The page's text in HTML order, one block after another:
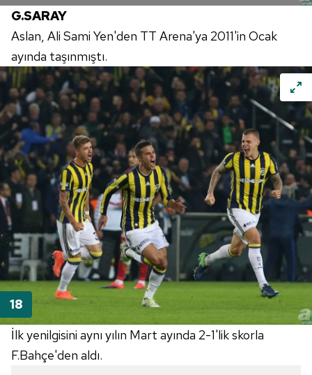
G.SARAY
Aslan, Ali Sami Yen'den TT Arena'ya 2011'in Ocak
ayında taşınmıştı.
İlk yenilgisini aynı yılın Mart ayında 2-1'lik skorla
F.Bahçe'den aldı.